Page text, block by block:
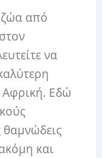
από
να
Εδώ
θαμνώδεις
και